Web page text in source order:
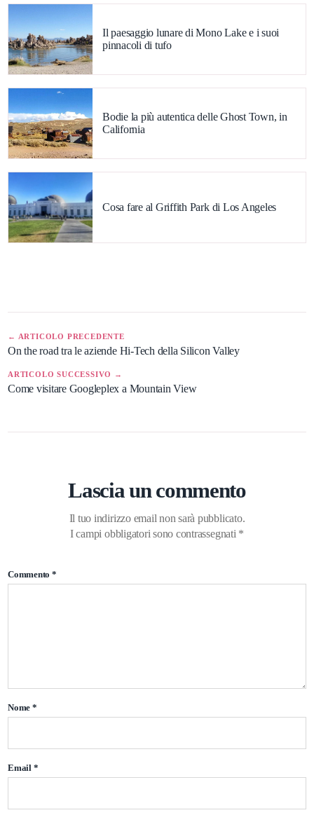
Il paesaggio lunare di Mono Lake e i suoi
pinnacoli di tufo
Bodie la più autentica delle Ghost Town, in
California
Cosa fare al Griffith Park di Los Angeles
← ARTICOLO PRECEDENTE
On the road tra le aziende Hi-Tech della Silicon Valley
ARTICOLO SUCCESSIVO →
Come visitare Googleplex a Mountain View
Lascia un commento
Il tuo indirizzo email non sarà pubblicato.
I campi obbligatori sono contrassegnati *
Commento *
Nome *
Email *